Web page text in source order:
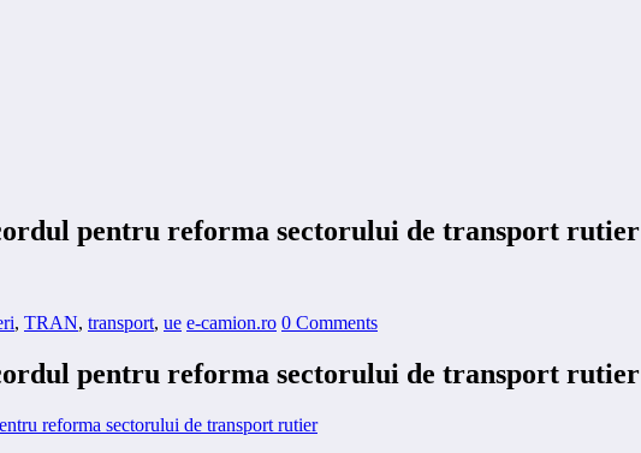
pentru reforma sectorului de transport rutier
, TRAN, transport, ue e-camion.ro 0 Comments
pentru reforma sectorului de transport rutier